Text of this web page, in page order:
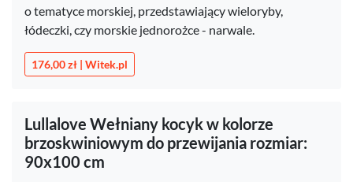
o tematyce morskiej, przedstawiający wieloryby,
łódeczki, czy morskie jednorożce - narwale.
176,00 zł | Witek.pl
Lullalove Wełniany kocyk w kolorze
brzoskwiniowym do przewijania rozmiar:
90x100 cm